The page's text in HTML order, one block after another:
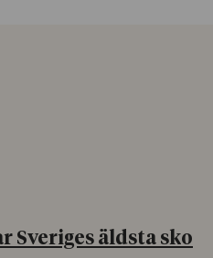
Sveriges äldsta sko